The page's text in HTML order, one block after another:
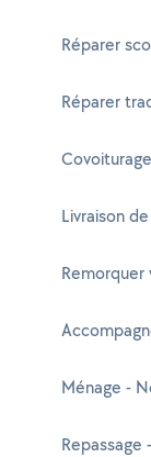
Réparer
Réparer
Livraison
Remorquer
Ménage -
Repassage